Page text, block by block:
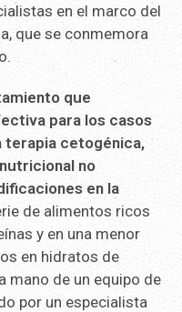
en el marco del
que se conmemora
que
para los casos
terapia cetogénica,
no
en la
de alimentos ricos
y en una menor
en hidratos de
mano de un equipo de
por un especialista